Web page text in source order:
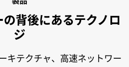
背後にあるテクノロ
ジ
キテクチャ、高速ネットワー